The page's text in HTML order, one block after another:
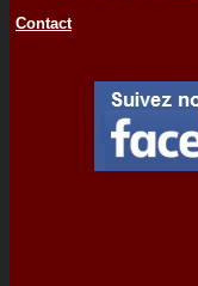
Contact